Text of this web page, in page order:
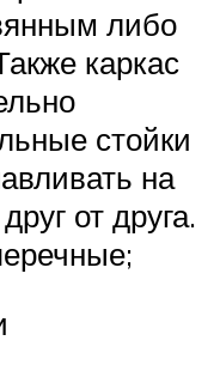
либо
каркас
стойки
на
от друга.